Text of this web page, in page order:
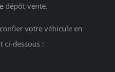
dépôt-vente.
votre véhicule en
ci-dessous :